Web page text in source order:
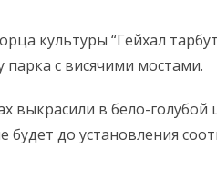
культуры “Гейхал
с висячими мостами.
выкрасили в бело-
будет до установления